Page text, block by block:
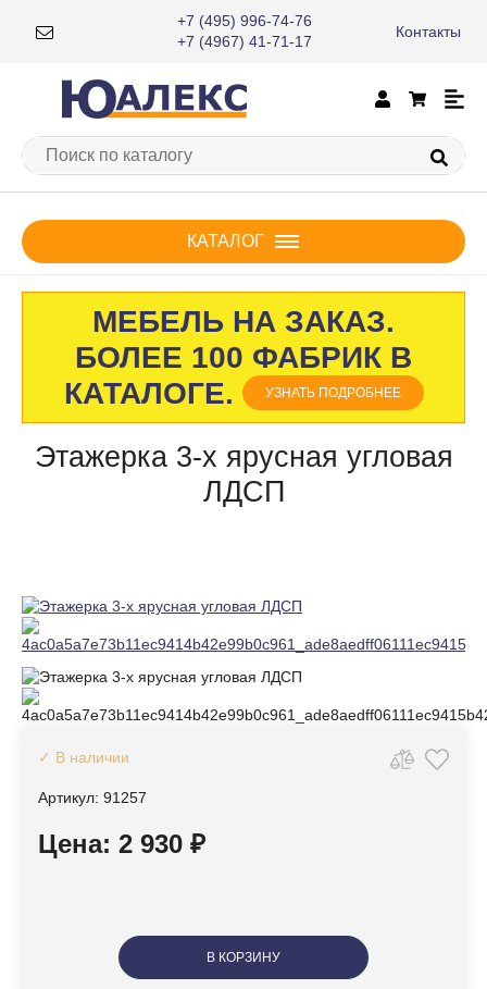
+7 (495) 996-74-76
+7 (4967) 41-71-17
Контакты
КАТАЛОГ
МЕБЕЛЬ НА ЗАКАЗ.
БОЛЕЕ 100 ФАБРИК В
КАТАЛОГЕ.
УЗНАТЬ ПОДРОБНЕЕ
Этажерка 3-х ярусная угловая
ЛДСП
✓ В наличии
Артикул: 91257
Цена: 2 930 ₽
В КОРЗИНУ